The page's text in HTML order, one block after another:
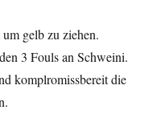
gelb zu ziehen.
3 Fouls an Schweini.
komplromissbereit die